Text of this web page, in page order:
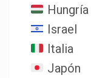
Hungría
Israel
Italia
Japón